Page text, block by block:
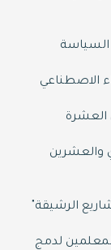
الاصطناعي
العشرة
والعشرين
الرشيقة"
لدمج